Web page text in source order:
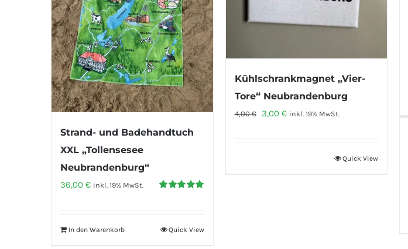
Strand- und Badehandtuch
XXL „Tollensesee
Neubrandenburg“
36,00 € inkl. 19% MwSt.
In den Warenkorb Quick View
Kühlschrankmagnet „Vier-
Tore“ Neubrandenburg
4,00€
Ursprünglicher
3,00 €Aktueller
inkl. 19% MwSt.
Quick View